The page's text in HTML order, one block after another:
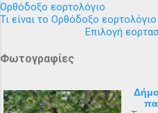
Ορθόδοξο εορτολόγιο
Τι είναι το Ορθόδοξο εορτολόγιο
Επιλογή
Φωτογραφίες